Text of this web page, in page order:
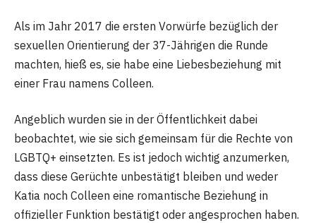
Als im Jahr 2017 die ersten Vorwürfe bezüglich der
sexuellen Orientierung der 37-Jährigen die Runde
machten, hieß es, sie habe eine Liebesbeziehung mit
einer Frau namens Colleen.
Angeblich wurden sie in der Öffentlichkeit dabei
beobachtet, wie sie sich gemeinsam für die Rechte von
LGBTQ+ einsetzten. Es ist jedoch wichtig anzumerken,
dass diese Gerüchte unbestätigt bleiben und weder
Katia noch Colleen eine romantische Beziehung in
offizieller Funktion bestätigt oder angesprochen haben.